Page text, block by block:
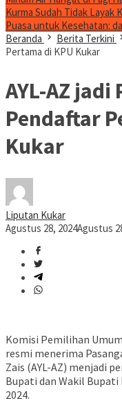
Kurma Sudah Tidak Layak
Puasa untuk Kesehatan:
Beranda
Berita Terkini
Pertama di KPU Kukar
AYL-AZ jadi
Pendaftar
Kukar
Liputan Kukar
Agustus 28, 2024Agustus
Komisi Pemilihan
resmi menerima
Zais (AYL-AZ) menjadi
Bupati dan Wakil Bupati
2024.